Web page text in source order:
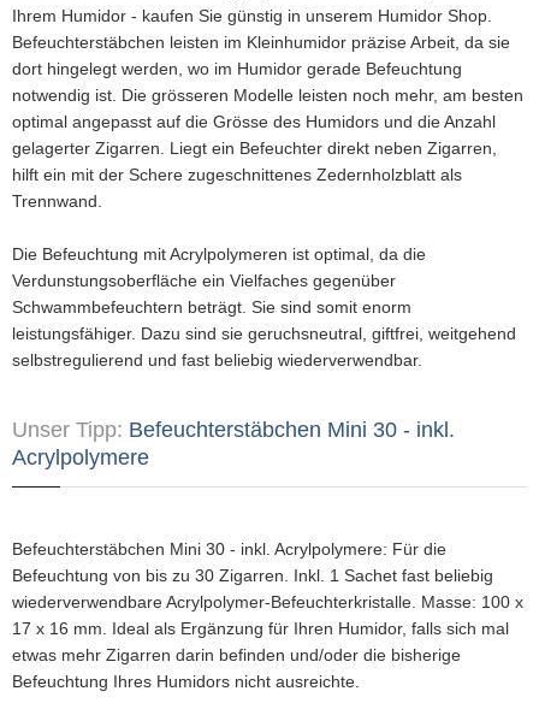
Ihrem Humidor - kaufen Sie günstig in unserem Humidor Shop.
Befeuchterstäbchen leisten im Kleinhumidor präzise Arbeit, da sie
dort hingelegt werden, wo im Humidor gerade Befeuchtung
notwendig ist. Die grösseren Modelle leisten noch mehr, am besten
optimal angepasst auf die Grösse des Humidors und die Anzahl
gelagerter Zigarren. Liegt ein Befeuchter direkt neben Zigarren,
hilft ein mit der Schere zugeschnittenes Zedernholzblatt als
Trennwand.
Die Befeuchtung mit Acrylpolymeren ist optimal, da die
Verdunstungsoberfläche ein Vielfaches gegenüber
Schwammbefeuchtern beträgt. Sie sind somit enorm
leistungsfähiger. Dazu sind sie geruchsneutral, giftfrei, weitgehend
selbstregulierend und fast beliebig wiederverwendbar.
Unser Tipp: Befeuchterstäbchen Mini 30 - inkl.
Acrylpolymere
Befeuchterstäbchen Mini 30 - inkl. Acrylpolymere: Für die
Befeuchtung von bis zu 30 Zigarren. Inkl. 1 Sachet fast beliebig
wiederverwendbare Acrylpolymer-Befeuchterkristalle. Masse: 100 x
17 x 16 mm. Ideal als Ergänzung für Ihren Humidor, falls sich mal
etwas mehr Zigarren darin befinden und/oder die bisherige
Befeuchtung Ihres Humidors nicht ausreichte.